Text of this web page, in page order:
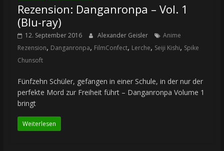
Rezension: Danganronpa – Vol. 1
(Blu-ray)
12. September 2016 Alexander Geisler
Anime
Rezension, Danganronpa, FilmConfect, Lerche, Seiji Kishi, Spike
Chunsoft
Fünfzehn Schüler, gefangen in einer Schule, in der nur der
perfekte Mord zur Freiheit führt – Danganronpa Volume 1
bringt
Weiterlesen